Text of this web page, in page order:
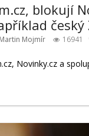
blokují
český
Martin Mojmír 16941
Novinky.cz a